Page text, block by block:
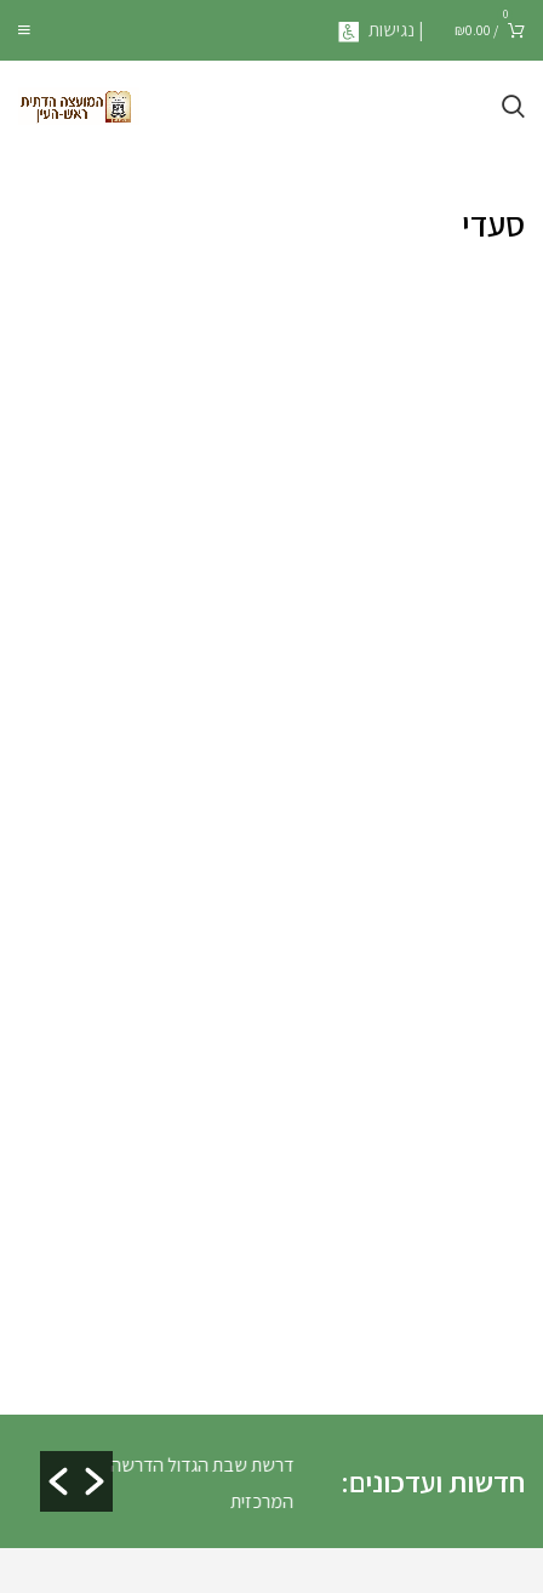
0
/
₪0.00 | נגישות
סעדי
חדשות ועדכונים:
דרשת שבת הגדול הדרשה
המרכזית